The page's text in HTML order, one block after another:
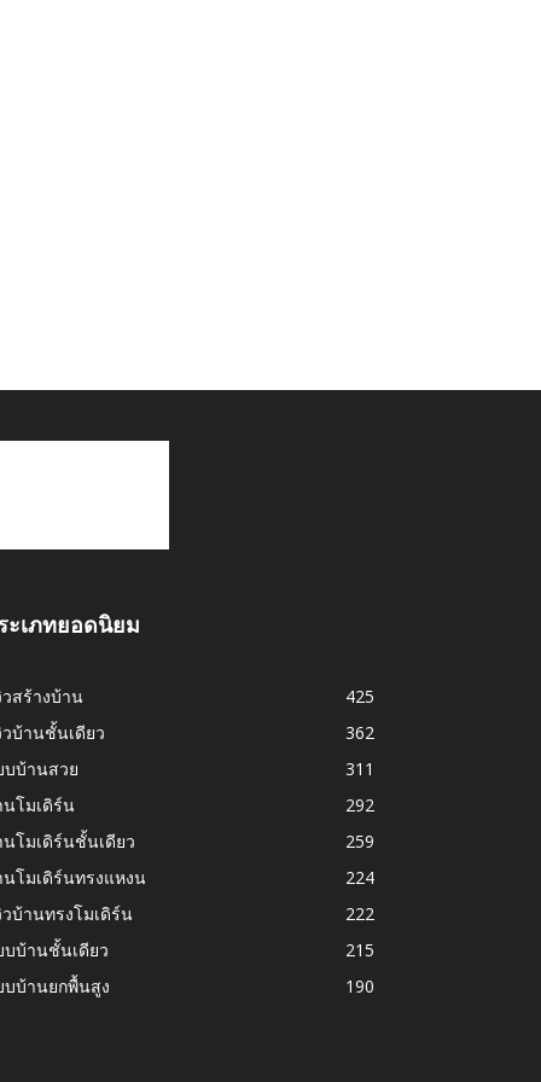
ะเภทยอดนิยม
สร้างบ้าน
425
บ้านชั้นเดียว
362
บบ้านสวย
311
โมเดิร์น
292
โมเดิร์นชั้นเดียว
259
โมเดิร์นทรงแหงน
224
บ้านทรงโมเดิร์น
222
บบ้านชั้นเดียว
215
บบ้านยกพื้นสูง
190